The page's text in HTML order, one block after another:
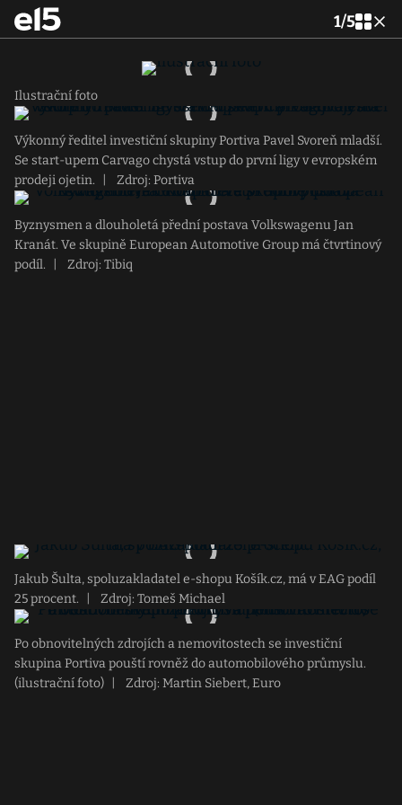
1/5
Ilustrační foto
Výkonný ředitel investiční skupiny Portiva Pavel Svoreň mladší.
Se start-upem Carvago chystá vstup do první ligy v evropském
prodeji ojetin.
Zdroj: Portiva
Byznysmen a dlouholetá přední postava Volkswagenu Jan
Kranát. Ve skupině European Automotive Group má čtvrtinový
podíl.
Zdroj: Tibiq
Jakub Šulta, spoluzakladatel e-shopu Košík.cz, má v EAG podíl
25 procent.
Zdroj: Tomeš Michael
Po obnovitelných zdrojích a nemovitostech se investiční
skupina Portiva pouští rovněž do automobilového průmyslu.
(ilustrační foto)
Zdroj: Martin Siebert, Euro